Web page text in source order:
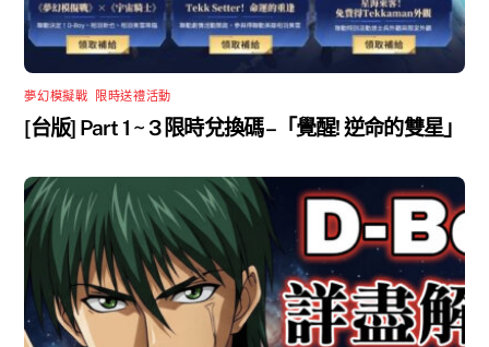
夢幻模擬戰 限時送禮活動
[台版] Part 1 ~ 3 限時兌換碼 –「覺醒! 逆命的雙星」